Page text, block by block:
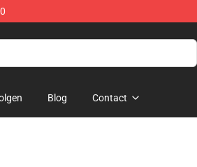
Blog Contact